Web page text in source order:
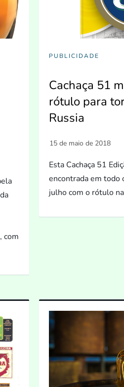
com
PUBLICIDADE
Cachaça 51
rótulo para
Russia
Esta Cachaça 51
encontrada em todo
julho com o rótulo